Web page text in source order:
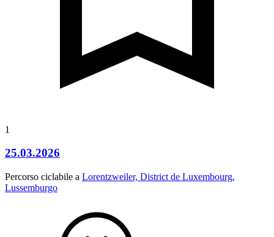
1
25.03.2026
Percorso ciclabile a Lorentzweiler, District de Luxembourg,
Lussemburgo